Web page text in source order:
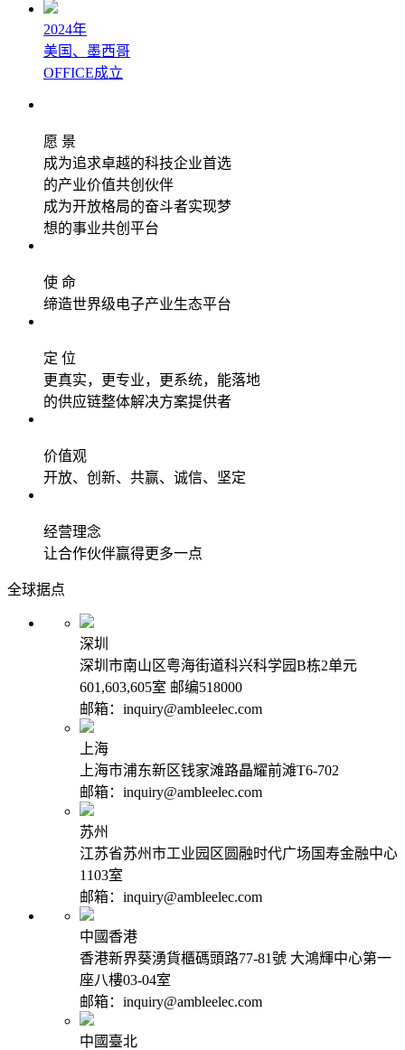
2024年
美国、墨西哥
OFFICE成立
愿 景
成为追求卓越的科技企业首选
的产业价值共创伙伴
成为开放格局的奋斗者实现梦
想的事业共创平台
使 命
缔造世界级电子产业生态平台
定 位
更真实，更专业，更系统，能落地
的供应链整体解决方案提供者
价值观
开放、创新、共赢、诚信、坚定
经营理念
让合作伙伴赢得更多一点
全球据点
深圳
深圳市南山区粤海街道科兴科学园B栋2单元
601,603,605室 邮编518000
邮箱：inquiry@ambleelec.com
上海
上海市浦东新区钱家滩路晶耀前滩T6-702
邮箱：inquiry@ambleelec.com
苏州
江苏省苏州市工业园区圆融时代广场国寿金融中心
1103室
邮箱：inquiry@ambleelec.com
中國香港
香港新界葵湧貨櫃碼頭路77-81號 大鴻輝中心第一
座八樓03-04室
邮箱：inquiry@ambleelec.com
中國臺北